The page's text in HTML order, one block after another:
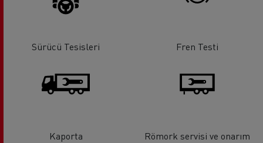
Sürücü Tesisleri Fren Testi
Kaporta Römork servisi ve onarım